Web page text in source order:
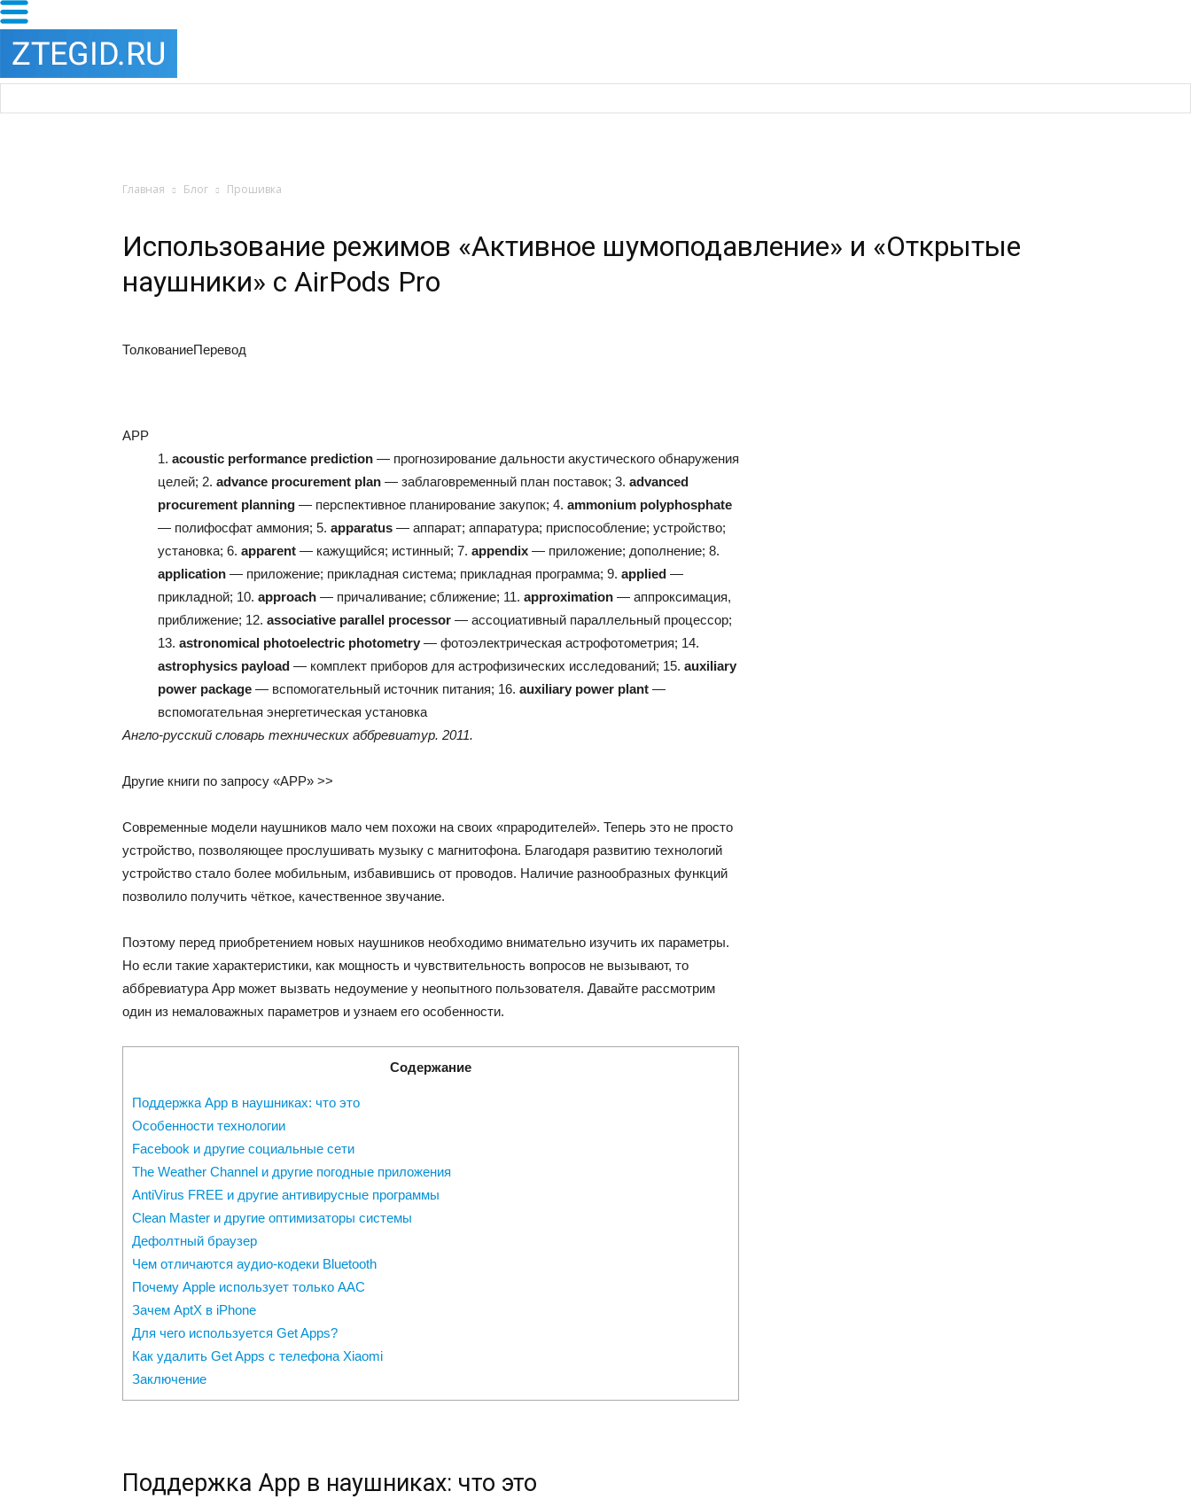
Главная Блог Прошивка
Использование режимов «Активное шумоподавление» и «Открытые
наушники» с AirPods Pro
ТолкованиеПеревод
APP
1. acoustic performance prediction — прогнозирование дальности акустического обнаружения
целей; 2. advance procurement plan — заблаговременный план поставок; 3. advanced
procurement planning — перспективное планирование закупок; 4. ammonium polyphosphate
— полифосфат аммония; 5. apparatus — аппарат; аппаратура; приспособление; устройство;
установка; 6. apparent — кажущийся; истинный; 7. appendix — приложение; дополнение; 8.
application — приложение; прикладная система; прикладная программа; 9. applied —
прикладной; 10. approach — причаливание; сближение; 11. approximation — аппроксимация,
приближение; 12. associative parallel processor — ассоциативный параллельный процессор;
13. astronomical photoelectric photometry — фотоэлектрическая астрофотометрия; 14.
astrophysics payload — комплект приборов для астрофизических исследований; 15. auxiliary
power package — вспомогательный источник питания; 16. auxiliary power plant —
вспомогательная энергетическая установка
Англо-русский словарь технических аббревиатур. 2011.
Другие книги по запросу «APP» >>
Современные модели наушников мало чем похожи на своих «прародителей». Теперь это не просто
устройство, позволяющее прослушивать музыку с магнитофона. Благодаря развитию технологий
устройство стало более мобильным, избавившись от проводов. Наличие разнообразных функций
позволило получить чёткое, качественное звучание.
Поэтому перед приобретением новых наушников необходимо внимательно изучить их параметры.
Но если такие характеристики, как мощность и чувствительность вопросов не вызывают, то
аббревиатура Аpp может вызвать недоумение у неопытного пользователя. Давайте рассмотрим
один из немаловажных параметров и узнаем его особенности.
Содержание
Поддержка Аpp в наушниках: что это
Особенности технологии
Facebook и другие социальные сети
The Weather Channel и другие погодные приложения
AntiVirus FREE и другие антивирусные программы
Clean Master и другие оптимизаторы системы
Дефолтный браузер
Чем отличаются аудио-кодеки Bluetooth
Почему Apple использует только AAC
Зачем AptX в iPhone
Для чего используется Get Apps?
Как удалить Get Apps с телефона Xiaomi
Заключение
Поддержка Аpp в наушниках: что это